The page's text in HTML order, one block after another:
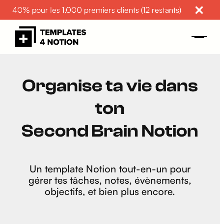
40% pour les 1,000 premiers clients (12 restants)
Organise ta vie dans
ton
Second Brain Notion
Un template Notion tout-en-un pour
gérer tes tâches, notes, évènements,
objectifs, et bien plus encore.